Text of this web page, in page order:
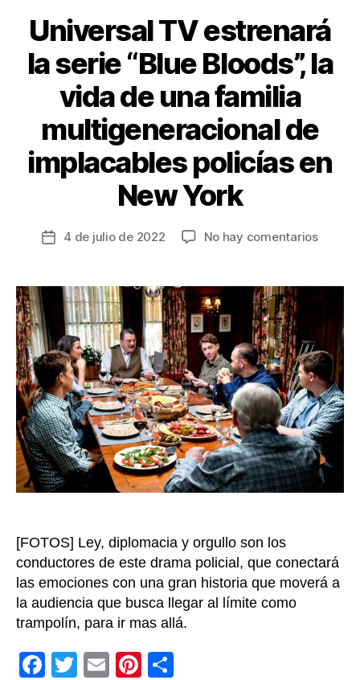
Universal TV estrenará
la serie “Blue Bloods”, la
vida de una familia
multigeneracional de
implacables policías en
New York
Fecha
entrada
4 de julio de 2022 No hay comentariosen
serie
“Blue
la
vida
de
una
familia
de
New
York
[FOTOS] Ley, diplomacia y orgullo son los
conductores de este drama policial, que conectará
las emociones con una gran historia que moverá a
la audiencia que busca llegar al límite como
trampolín, para ir mas allá.
F
T
E
Pi